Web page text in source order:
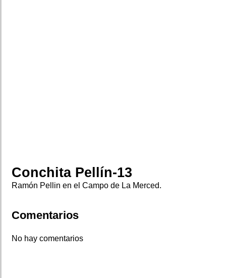
Conchita Pellín-13
Ramón Pellin en el Campo de La Merced.
Comentarios
No hay comentarios